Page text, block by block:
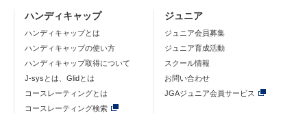
ハンディキャップ
ハンディキャップとは
ハンディキャップの使い方
ハンディキャップ取得について
J-sysとは、Glidとは
コースレーティングとは
コースレーティング検索
ジュニア
ジュニア会員募集
ジュニア育成活動
スクール情報
お問い合わせ
JGAジュニア会員サービス